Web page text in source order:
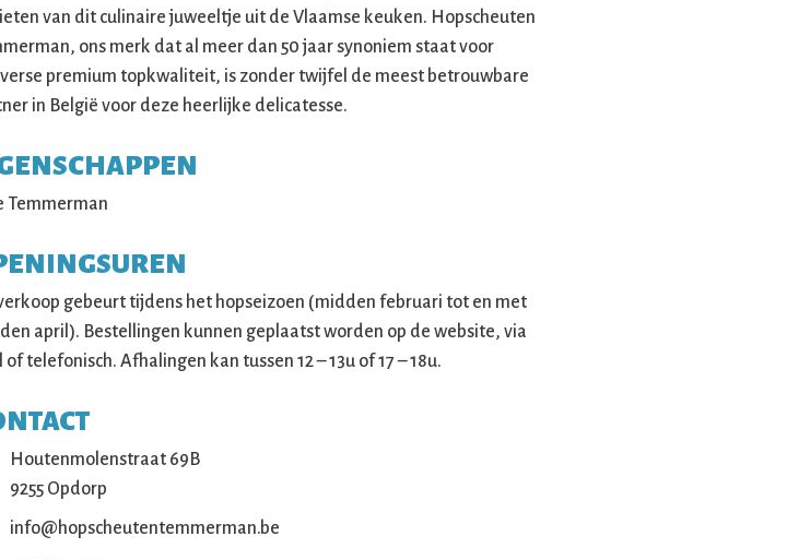
van dit culinaire juweeltje uit de Vlaamse keuken. Hopscheuten
ons merk dat al meer dan 50 jaar synoniem staat voor
premium topkwaliteit, is zonder twijfel de meest betrouwbare
in België voor deze heerlijke delicatesse.
Temmerman
gebeurt tijdens het hopseizoen (midden februari tot en met
april). Bestellingen kunnen geplaatst worden op de website, via
of telefonisch. Afhalingen kan tussen 12 – 13u of 17 – 18u.
Houtenmolenstraat 69B
9255 Opdorp
info@hopscheutentemmerman.be